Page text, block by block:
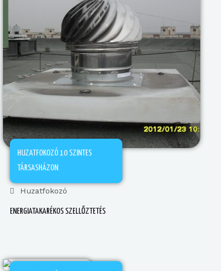
HUZATFOKOZÓ 10 SZINTES
TÁRSASHÁZON
Huzatfokozó
ENERGIATAKARÉKOS SZELLŐZTETÉS